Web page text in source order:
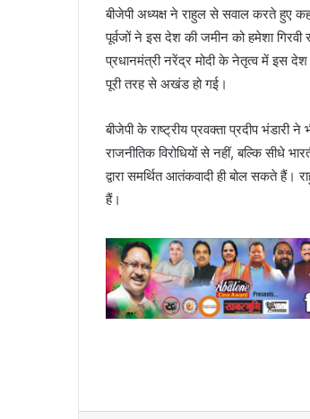
बीजेपी अध्यक्ष ने राहुल से सवाल करते हुए
पूर्वजों ने इस देश की जमीन को हमेशा
प्रधानमंत्री नरेंद्र मोदी के नेतृत्व में इस
पूरी तरह से अखंड हो गई।
बीजेपी के राष्ट्रीय प्रवक्ता प्रदीप
राजनीतिक विरोधियों से नहीं, बल्कि सीधे
द्वारा समर्थित आतंकवादी ही बोल सकते
हैं।